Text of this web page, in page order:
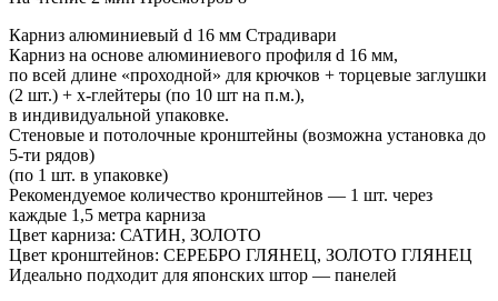
Карниз алюминиевый d 16 мм Страдивари
Карниз на основе алюминиевого профиля d 16 мм,
по всей длине «проходной» для крючков + торцевые заглушки
(2 шт.) + х-глейтеры (по 10 шт на п.м.),
в индивидуальной упаковке.
Стеновые и потолочные кронштейны (возможна установка до
5-ти рядов)
(по 1 шт. в упаковке)
Рекомендуемое количество кронштейнов — 1 шт. через
каждые 1,5 метра карниза
Цвет карниза: САТИН, ЗОЛОТО
Цвет кронштейнов: СЕРЕБРО ГЛЯНЕЦ, ЗОЛОТО ГЛЯНЕЦ
Идеально подходит для японских штор — панелей